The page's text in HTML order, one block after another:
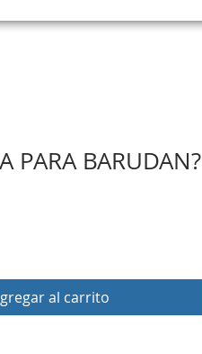
PARA BARUDAN?
al carrito